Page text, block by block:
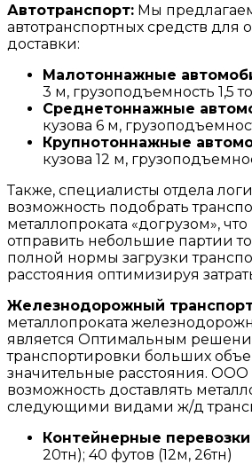
Автотранспорт: Мы
автотранспортных средств для
доставки:
Малотоннажные
3 м, грузоподъемность 1,5
Среднетоннажные
кузова 6 м,
Крупнотоннажные
кузова 12 м,
Также, специалисты отдела
возможность подобрать
металлопроката «догрузом»,
отправить небольшие партии
полной нормы загрузки
расстояния оптимизируя
Железнодорожный
металлопроката
является Оптимальным
транспортировки больших
значительные расстояния.
возможность доставлять
следующими видами ж/д
Контейнерные перевозки
20тн); 40 футов (12м, 26тн)